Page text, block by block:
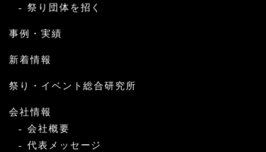
祭り団体を招く
事例・実績
新着情報
祭り・イベント総合研究所
会社情報
会社概要
代表メッセージ